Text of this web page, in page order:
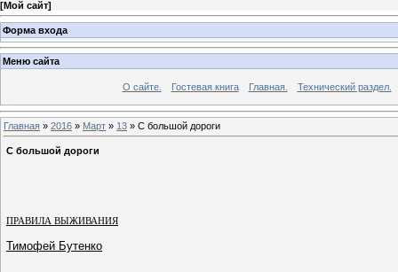
[Мой сайт]
Форма входа
Меню сайта
О сайте. Гостевая книга Главная. Технический раздел.
Главная » 2016 » Март » 13 » С большой дороги
С большой дороги
ПРАВИЛА ВЫЖИВАНИЯ
Тимофей Бутенко